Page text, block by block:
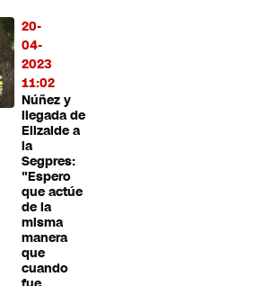
20-
04-
2023
11:02
Núñez y
llegada de
Elizalde a
la
Segpres:
"Espero
que actúe
de la
misma
manera
que
cuando